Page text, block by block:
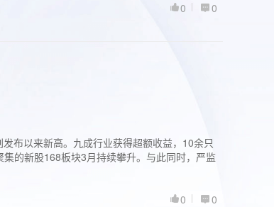
0
0
布以来新高。九成行业获得超额收益，10余只
的新股168板块3月持续攀升。与此同时，严监
0
0